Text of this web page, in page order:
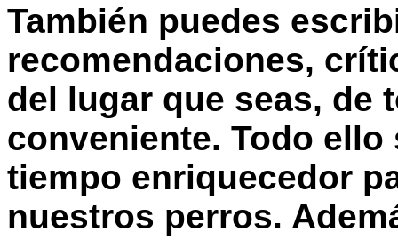
También puedes
recomendaciones,
del lugar que seas, de
conveniente. Todo
tiempo enriquecedor
nuestros perros.